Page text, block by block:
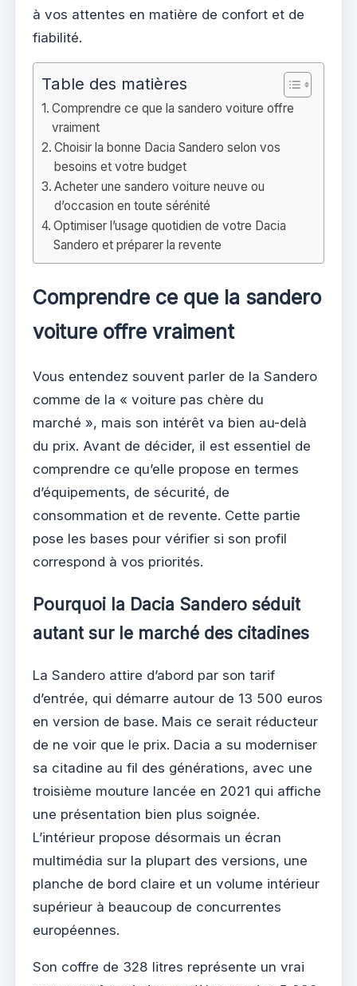
à vos attentes en matière de confort et de
fiabilité.
Table des matières
Comprendre ce que la sandero voiture offre
vraiment
Choisir la bonne Dacia Sandero selon vos
besoins et votre budget
Acheter une sandero voiture neuve ou
d’occasion en toute sérénité
Optimiser l’usage quotidien de votre Dacia
Sandero et préparer la revente
Comprendre ce que la sandero
voiture offre vraiment
Vous entendez souvent parler de la Sandero
comme de la « voiture pas chère du
marché », mais son intérêt va bien au-delà
du prix. Avant de décider, il est essentiel de
comprendre ce qu’elle propose en termes
d’équipements, de sécurité, de
consommation et de revente. Cette partie
pose les bases pour vérifier si son profil
correspond à vos priorités.
Pourquoi la Dacia Sandero séduit
autant sur le marché des citadines
La Sandero attire d’abord par son tarif
d’entrée, qui démarre autour de 13 500 euros
en version de base. Mais ce serait réducteur
de ne voir que le prix. Dacia a su moderniser
sa citadine au fil des générations, avec une
troisième mouture lancée en 2021 qui affiche
une présentation bien plus soignée.
L’intérieur propose désormais un écran
multimédia sur la plupart des versions, une
planche de bord claire et un volume intérieur
supérieur à beaucoup de concurrentes
européennes.
Son coffre de 328 litres représente un vrai